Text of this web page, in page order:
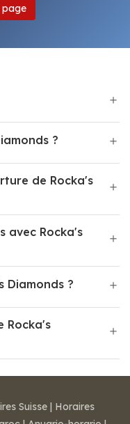
page
?
de Rocka's
avec Rocka's
Diamonds ?
Rocka's
Suisse | Horaires